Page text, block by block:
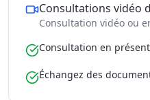
Consultations vidéo
Consultation vidéo ou
Consultation en
Échangez des